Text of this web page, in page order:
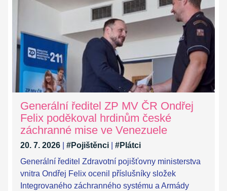
Generální ředitel ZP MV ČR Ondřej
Felix poděkoval hrdinům české
záchranné mise ve Venezuele
20. 7. 2026 #Pojištěnci
#Plátci
Generální ředitel Zdravotní pojišťovny ministerstva
vnitra Ondřej Felix ocenil příslušníky složek
Integrovaného záchranného systému a Armády